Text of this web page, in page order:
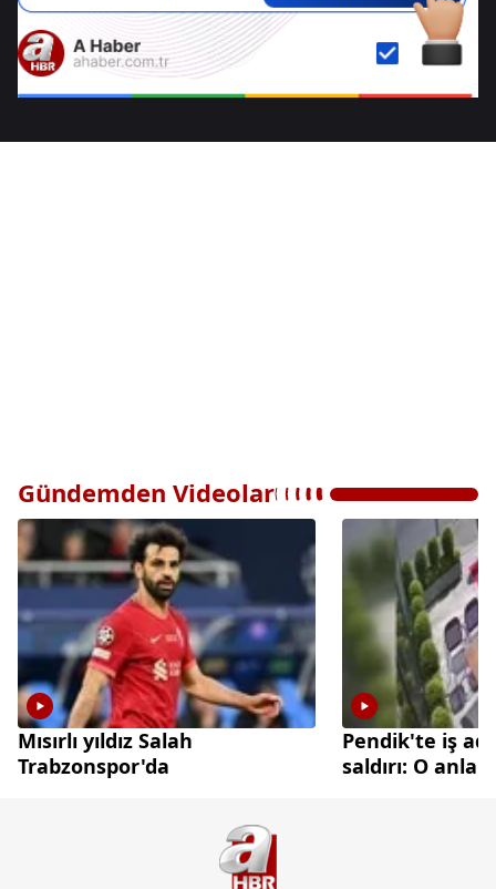
Gündemden Videolar
Mısırlı yıldız Salah
Trabzonspor'da
Pendik'te iş
saldırı: O